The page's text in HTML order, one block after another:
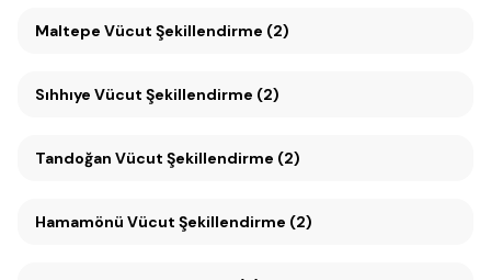
Maltepe Vücut Şekillendirme (2)
Sıhhıye Vücut Şekillendirme (2)
Tandoğan Vücut Şekillendirme (2)
Hamamönü Vücut Şekillendirme (2)